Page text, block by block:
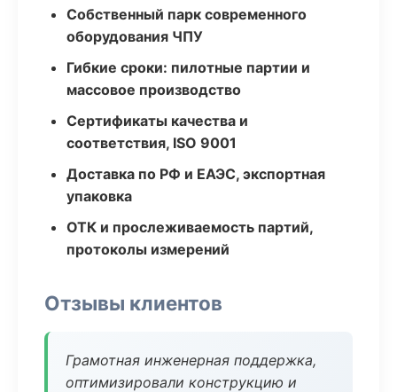
Собственный парк современного
оборудования ЧПУ
Гибкие сроки: пилотные партии и
массовое производство
Сертификаты качества и
соответствия, ISO 9001
Доставка по РФ и ЕАЭС, экспортная
упаковка
ОТК и прослеживаемость партий,
протоколы измерений
Отзывы клиентов
Грамотная инженерная поддержка,
оптимизировали конструкцию и